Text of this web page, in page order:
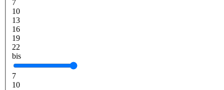
7
10
13
16
19
22
bis
7
10